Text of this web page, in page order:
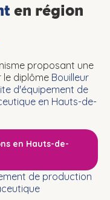
en région
proposant une
diplôme Bouilleur
d'équipement de
en Hauts-de-
en Hauts-de-
de production